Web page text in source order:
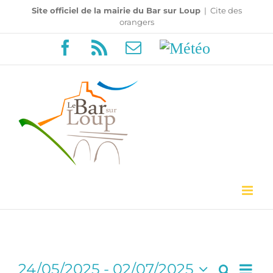
au
Site officiel de la mairie du Bar sur Loup | Cite des
orangers
Facebook
Rss EmailMétéo
24/05/2025 - 02/07/2025